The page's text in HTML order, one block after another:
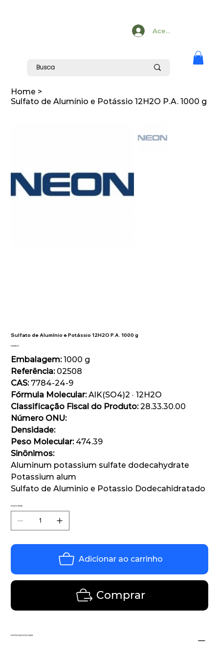
Acesse
Home >
Sulfato de Alumínio e Potássio 12H2O P.A. 1000 g
Sulfato de Alumínio e Potássio 12H2O P.A. 1000 g
Preço
R$ 98,00
Embalagem:1000 g
Referência:02508
CAS:7784-24-9
Fórmula Molecular:AlK(SO4)2 · 12H2O
Classificação Fiscal do Produto:28.33.30.00
Número ONU:
Densidade:
Peso Molecular: 474.39
Sinônimos:
Aluminum potassium sulfate dodecahydrate
Potassium alum
Sulfato de Aluminio e Potassio Dodecahidratado
Quantidade
Adicionar ao carrinho
Comprar
ENTREGA EM 20 DIAS